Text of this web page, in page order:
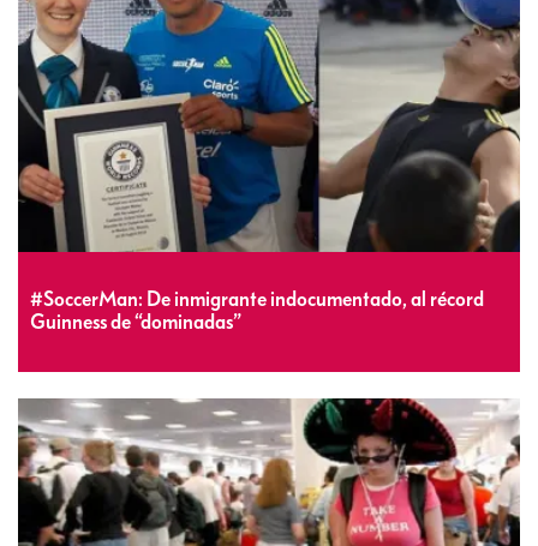
#SoccerMan: De inmigrante indocumentado, al récord
Guinness de “dominadas”